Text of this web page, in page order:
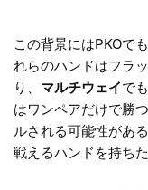
この背景にはPKOで
れらのハンドはフラ
り、 マルチウェイで
はワンペアだけで勝
ルされる可能性があ
戦えるハンドを持ち